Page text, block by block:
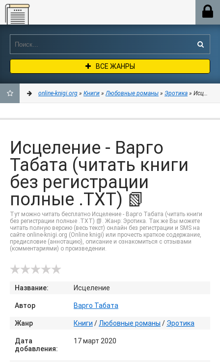
Online-knigi.org
ВСЕ ЖАНРЫ
ЗАКЛАДКИ
online-knigi.org » Книги »Любовные романы » Эротика »
Исцеление - Варго
Табата (читать книги
без регистрации
полные .TXT) 📗
Тут можно читать бесплатно Исцеление - Варго Табата (читать книги
без регистрации полные .TXT) 📗. Жанр: Эротика. Так же Вы можете
читать полную версию (весь текст) онлайн без регистрации и SMS на
сайте online-knigi.org (Online knigi) или прочесть краткое содержание,
предисловие (аннотацию), описание и ознакомиться с отзывами
(комментариями) о произведении.
Название: Исцеление
Автор Варго Табата
Жанр Книги / Любовные романы / Эротика
Дата
добавления:
17 март 2020